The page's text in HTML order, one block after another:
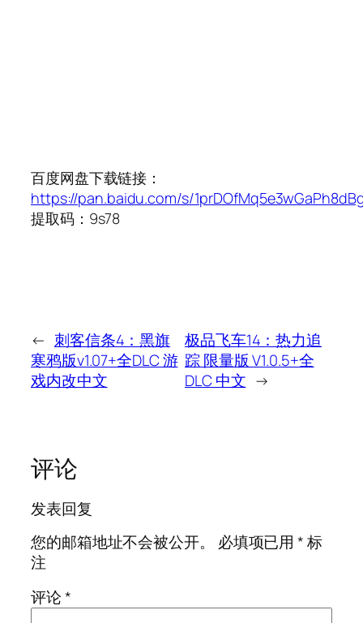
百度网盘下载链接：
https://pan.baidu.com/s/
提取码：9s78
← 刺客信条4：黑旗
寒鸦版v1.07+全DLC 游
戏内改中文
极品飞车14：热力追
踪 限量版 V1.0.5+全
DLC 中文 →
评论
发表回复
您的邮箱地址不会被公开。
必填项已用*标
注
评论*